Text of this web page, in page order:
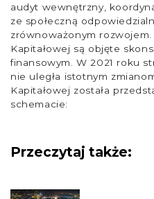
audyt wewnętrzny,
ze społeczną
zrównoważonym
Kapitałowej są objęte
finansowym. W 2021 roku
nie uległa istotnym
Kapitałowej została
schemacie:
Przeczytaj także: